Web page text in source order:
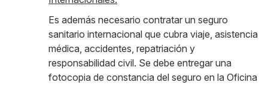
Es además necesario contratar un seguro
sanitario internacional que cubra viaje, asistencia
médica, accidentes, repatriación y
responsabilidad civil. Se debe entregar una
fotocopia de constancia del seguro en la Oficina